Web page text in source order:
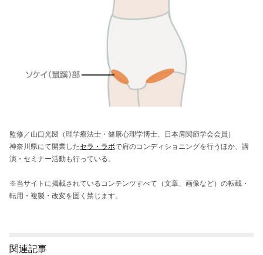
監修／山口光圀（理学療法士・健康心理学博士、日本肩関節学会会員）
神奈川県にて開業したセラ・ラボで肩のコンディショニングを行うほか、講
演・セミナー活動も行っている。
※当サイトに掲載されているコンテンツすべて（文章、画像など）の転載・
転用・複製・改変を固く禁じます。
関連記事